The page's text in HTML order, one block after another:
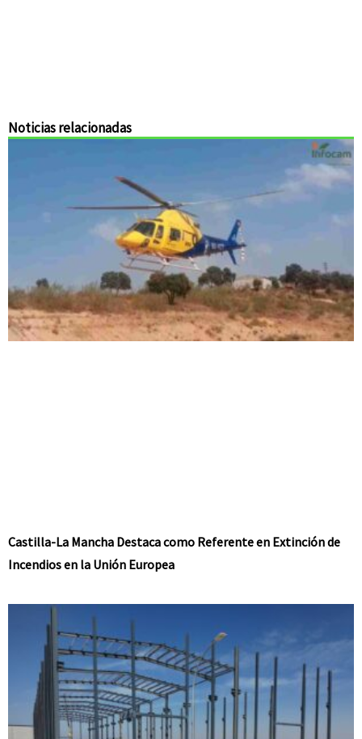
Noticias relacionadas
Castilla-La Mancha Destaca como Referente en Extinción de
Incendios en la Unión Europea